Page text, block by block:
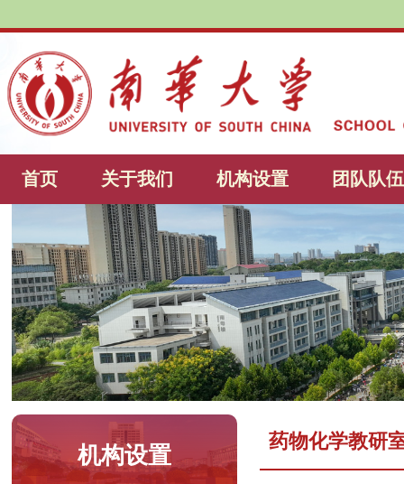
首页 关于我们 机构设置 团队队伍
机构设置
药物化学教研